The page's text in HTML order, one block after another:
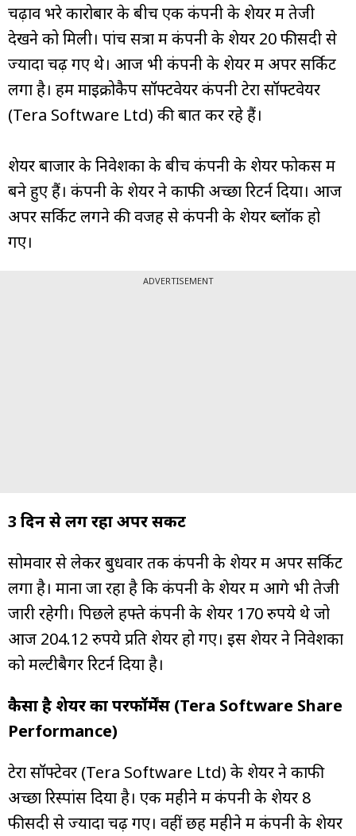
चढ़ाव भरे कारोबार के बीच एक कंपनी के शेयर में तेजी
देखने को मिली। पांच सत्रों में कंपनी के शेयर 20 फीसदी से
ज्यादा चढ़ गए थे। आज भी कंपनी के शेयर में अपर सर्किट
लगा है। हम माइक्रोकैप सॉफ्टवेयर कंपनी टेरा सॉफ्टवेयर
(Tera Software Ltd) की बात कर रहे हैं।
शेयर बाजार के निवेशकों के बीच कंपनी के शेयर फोकस में
बने हुए हैं। कंपनी के शेयर ने काफी अच्छा रिटर्न दिया। आज
अपर सर्किट लगने की वजह से कंपनी के शेयर ब्लॉक हो
गए।
ADVERTISEMENT
3 दिन से लग रहा अपर सर्किट
सोमवार से लेकर बुधवार तक कंपनी के शेयर में अपर सर्किट
लगा है। माना जा रहा है कि कंपनी के शेयर में आगे भी तेजी
जारी रहेगी। पिछले हफ्ते कंपनी के शेयर 170 रुपये थे जो
आज 204.12 रुपये प्रति शेयर हो गए। इस शेयर ने निवेशकों
को मल्टीबैगर रिटर्न दिया है।
कैसा है शेयर का परफॉर्मेंस (Tera Software Share
Performance)
टेरा सॉफ्टेवर (Tera Software Ltd) के शेयर ने काफी
अच्छा रिस्पांस दिया है। एक महीने में कंपनी के शेयर 8
फीसदी से ज्यादा चढ़ गए। वहीं छह महीने में कंपनी के शेयर